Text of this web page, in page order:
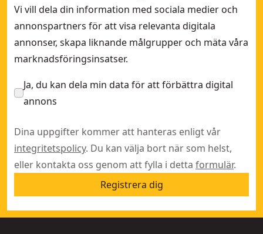
Vi vill dela din information med sociala medier och
annonspartners för att visa relevanta digitala
annonser, skapa liknande målgrupper och mäta våra
marknadsföringsinsatser.
Ja, du kan dela min data för att förbättra digital
annons
Dina uppgifter kommer att hanteras enligt vår
integritetspolicy. Du kan välja bort när som helst,
eller kontakta oss genom att fylla i detta formulär.
Registrera dig